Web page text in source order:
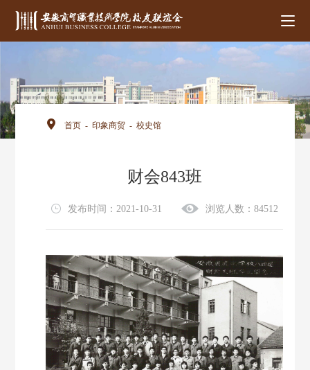
首页 - 印象商贸 - 校史馆
财会843班
发布时间：2021-10-31 浏览人数：84512